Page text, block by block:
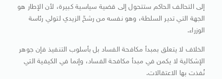
إلى التحالف الحاكم ستتحول إلى قضية سياسية كبيرة، لأن الإطار هو
الجهة التي تدير السلطة، وهو نفسه من رشحّ الزيدي لتولي رئاسة
الوزراء.
الخلاف لا يتعلق بمبدأ مكافحة الفساد بل بأسلوب التنفيذ فإن جوهر
الإشكالية لا يكمن في مبدأ مكافحة الفساد، وإنما في الكيفية التي
نُفذت بها الاعتقالات.